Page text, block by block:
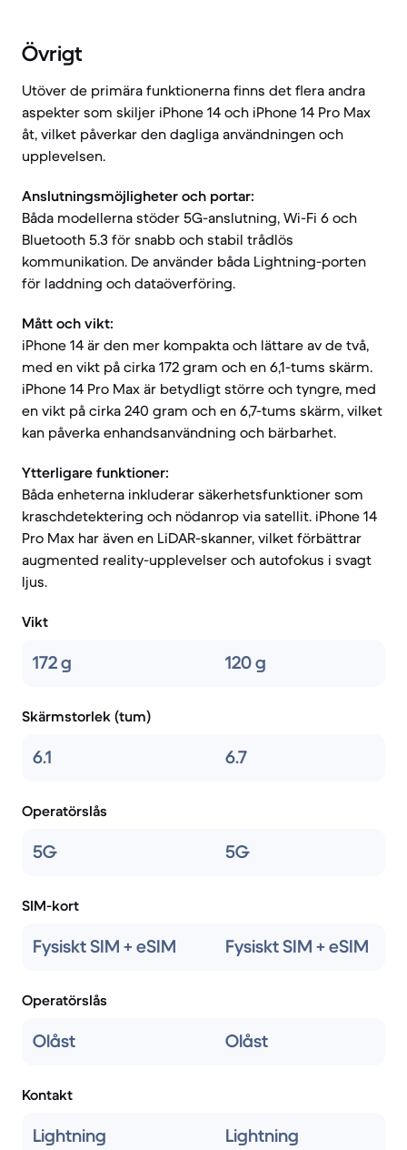
Övrigt
Utöver de primära funktionerna finns det flera andra
aspekter som skiljer iPhone 14 och iPhone 14 Pro Max
åt, vilket påverkar den dagliga användningen och
upplevelsen.
Anslutningsmöjligheter och portar:
Båda modellerna stöder 5G-anslutning, Wi-Fi 6 och
Bluetooth 5.3 för snabb och stabil trådlös
kommunikation. De använder båda Lightning-porten
för laddning och dataöverföring.
Mått och vikt:
iPhone 14 är den mer kompakta och lättare av de två,
med en vikt på cirka 172 gram och en 6,1-tums skärm.
iPhone 14 Pro Max är betydligt större och tyngre, med
en vikt på cirka 240 gram och en 6,7-tums skärm, vilket
kan påverka enhandsanvändning och bärbarhet.
Ytterligare funktioner:
Båda enheterna inkluderar säkerhetsfunktioner som
kraschdetektering och nödanrop via satellit. iPhone 14
Pro Max har även en LiDAR-skanner, vilket förbättrar
augmented reality-upplevelser och autofokus i svagt
ljus.
Vikt
172 g 120 g
Skärmstorlek (tum)
6.1 6.7
Operatörslås
5G 5G
SIM-kort
Fysiskt SIM + eSIM Fysiskt SIM + eSIM
Operatörslås
Olåst Olåst
Kontakt
Lightning Lightning